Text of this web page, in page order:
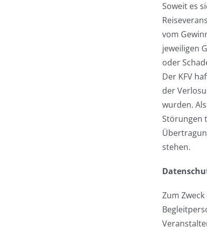
Soweit es
vom
jeweiligen
oder
Der KFV
der
wurden.
Störungen
stehen.
Zum